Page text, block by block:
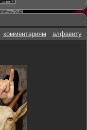
комментариям алфавиту